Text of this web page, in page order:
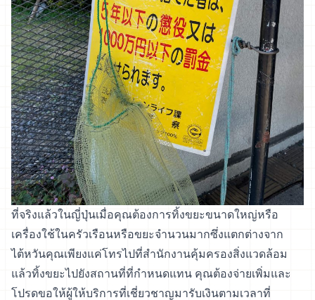
ที่จริงแล้วในญี่ปุ่นเมื่อคุณต้องการทิ้งขยะขนาดใหญ่หรือ
เครื่องใช้ในครัวเรือนหรือขยะจำนวนมากซึ่งแตกต่างจาก
ไต้หวันคุณเพียงแค่โทรไปที่สำนักงานคุ้มครองสิ่งแวดล้อม
แล้วทิ้งขยะไปยังสถานที่ที่กำหนดแทน คุณต้องจ่ายเพิ่มและ
โปรดขอให้ผู้ให้บริการที่เชี่ยวชาญมารับเงินตามเวลาที่